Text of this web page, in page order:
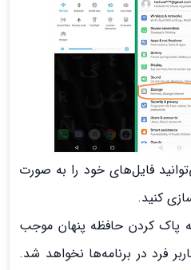
فایل‌های خود را به صورت
کنید.
پاک کردن حافظه پنهان موجب
فرد در برنامه‌ها نخواهد شد.